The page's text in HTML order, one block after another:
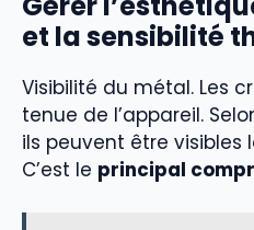
et la sensibilité
Visibilité du métal. Les
tenue de l’appareil.
ils peuvent être visibles
C’est le principal